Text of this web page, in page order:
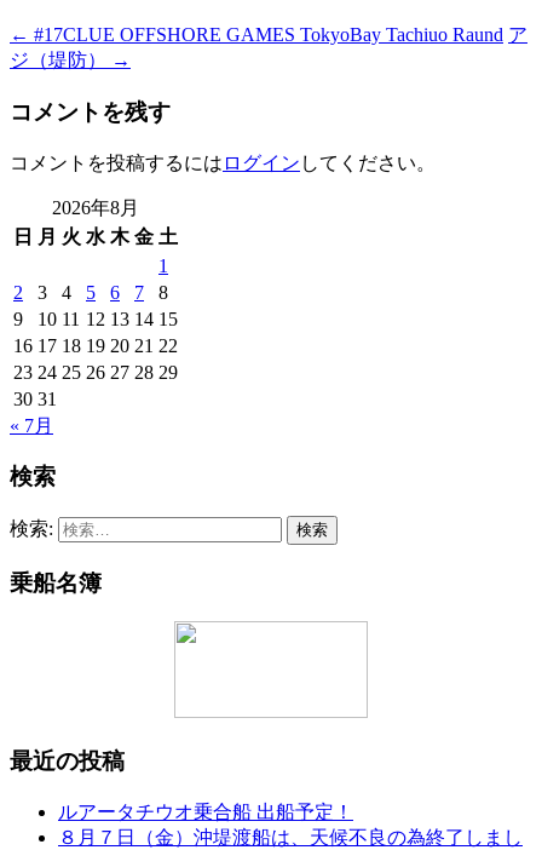
← #17CLUE OFFSHORE GAMES TokyoBay Tachiuo Raund ア
ジ（堤防）
→
コメントを残す
コメントを投稿するには ログイン してください。
2026年8月
日
月 火 水 木 金 土
1
2
3 4 5 6 7
8
9
10 11 12 13 14 15
16 17 18 19 20 21 22
23 24 25 26 27 28 29
30 31
« 7月
検索
検索:
乗船名簿
最近の投稿
ルアータチウオ乗合船 出船予定！
８月７日（金）沖堤渡船は、天候不良の為終了しまし